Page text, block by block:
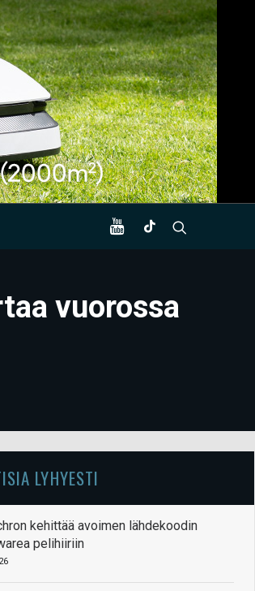
vuorossa
LYHYESTI
kehittää avoimen lähdekoodin
pelihiiriin